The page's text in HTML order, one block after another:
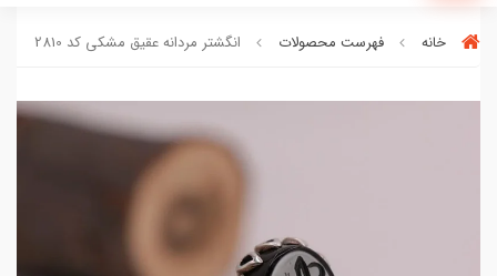
خانه فهرست محصولات انگشتر مردانه عقیق مشکی کد 2810